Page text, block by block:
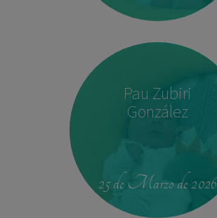
Pau Zubiri
González
25 de Marzo de 2026